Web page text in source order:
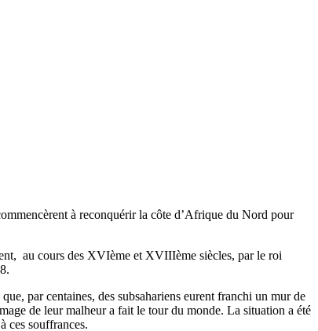
à reconquérir la côte d’Afrique du Nord pour
au cours des XVIème et XVIIIème siècles, par le roi
par centaines, des subsahariens eurent franchi un mur de
de leur malheur a fait le tour du monde. La situation a été
ces souffrances.